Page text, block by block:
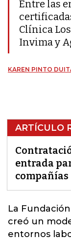
Entre las
Clínica
Invima y
KAREN PINTO
ARTÍCULO
entrada
compañías
La
creó un
entornos